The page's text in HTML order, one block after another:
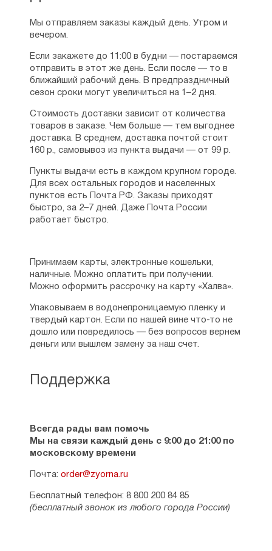
Поддержка
Всегда рады вам помочь
Мы на связи каждый день с 9:00 до 21:00 по
московскому времени
Почта: order@zyorna.ru
Бесплатный телефон: 8 800 200 84 85
(бесплатный звонок из любого города России)
Мы отправляем заказы каждый день. Утром и
вечером.
Если закажете до 11:00 в будни — постараемся
отправить в этот же день. Если после — то в
ближайший рабочий день. В предпраздничный
сезон сроки могут увеличиться на 1–2 дня.
Стоимость доставки зависит от количества
товаров в заказе. Чем больше — тем выгоднее
доставка. В среднем, доставка почтой стоит
160 р., самовывоз из пункта выдачи — от 99 р.
Пункты выдачи есть в каждом крупном городе.
Для всех остальных городов и населенных
пунктов есть Почта РФ. Заказы приходят
быстро, за 2–7 дней. Даже Почта России
работает быстро.
Принимаем карты, электронные кошельки,
наличные. Можно оплатить при получении.
Можно оформить рассрочку на карту «Халва».
Упаковываем в водонепроницаемую пленку и
твердый картон. Если по нашей вине что-то не
дошло или повредилось — без вопросов вернем
деньги или вышлем замену за наш счет.